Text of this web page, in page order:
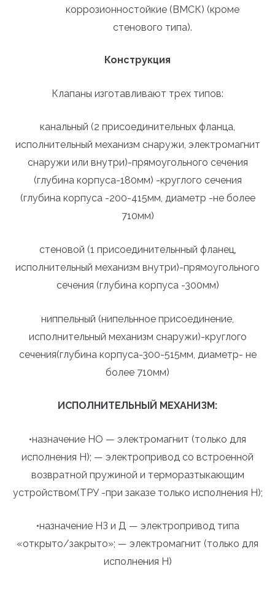
коррозионностойкие (ВМСК) (кроме
стенового типа).
Конструкция
Клапаны изготавливают трех типов:
канальный (2 присоединительных фланца,
исполнительный механизм снаружи, электромагнит
снаружи или внутри)-прямоугольного сечения
(глубина корпуса-180мм) -круглого сечения
(глубина корпуса -200-415мм, диаметр -не более
710мм)
стеновой (1 присоединительнный фланец,
исполнительный механизм внутри)-прямоугольного
сечения (глубина корпуса -300мм)
ниппельный (нипельнное присоединение,
исполнительный механизм снаружи)-круглого
сечения(глубина корпуса-300-515мм, диаметр- не
более 710мм)
ИСПОЛНИТЕЛЬНЫЙ МЕХАНИЗМ:
•назначение НО — электромагнит (только для
исполнения Н); — электропривод со встроенной
возвратной пружиной и терморазтыкающим
устройством(ТРУ -при заказе только исполнения Н);
•назначение НЗ и Д — электропривод типа
«открыто/закрыто»; — электромагнит (только для
исполнения Н)